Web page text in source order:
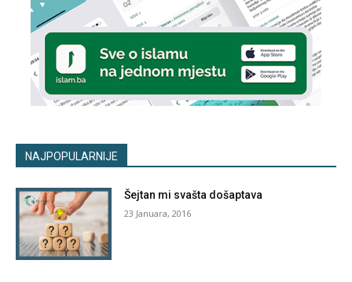
NAJPOPULARNIJE
Šejtan mi svašta došaptava
23 Januara, 2016